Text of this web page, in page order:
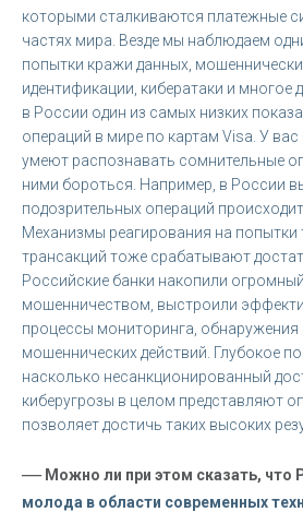
которыми сталкиваются платежные
частях мира. Везде мы наблюдаем
попытки кражи данных,
идентификации, кибератаки и многое
в России один из самых низких
операций в мире по картам Visa. У
умеют распознавать сомнительные
ними бороться. Например, в России
подозрительных операций
Механизмы реагирования на попытки
трансакций тоже срабатывают
Российские банки накопили
мошенничеством, выстроили
процессы мониторинга, обнаружения
мошеннических действий. Глубокое
насколько несанкционированный
киберугрозы в целом представляют
позволяет достичь таких высоких
— Можно ли при этом сказать,
молода в области современных